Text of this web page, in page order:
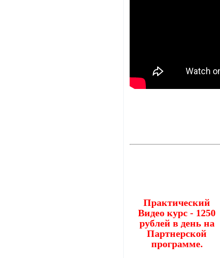
Практический
Видео курс - 1250
рублей в день на
Партнерской
программе.